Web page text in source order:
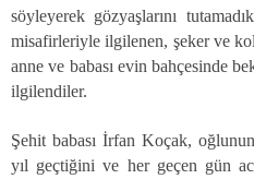
söyleyerek gözyaşlarını
misafirleriyle ilgilenen, şeker ve
anne ve babası evin bahçesinde
ilgilendiler.
Şehit babası İrfan Koçak,
yıl geçtiğini ve her geçen gün